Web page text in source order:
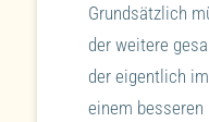
Grundsätzlich
der weitere
der eigentlich
einem